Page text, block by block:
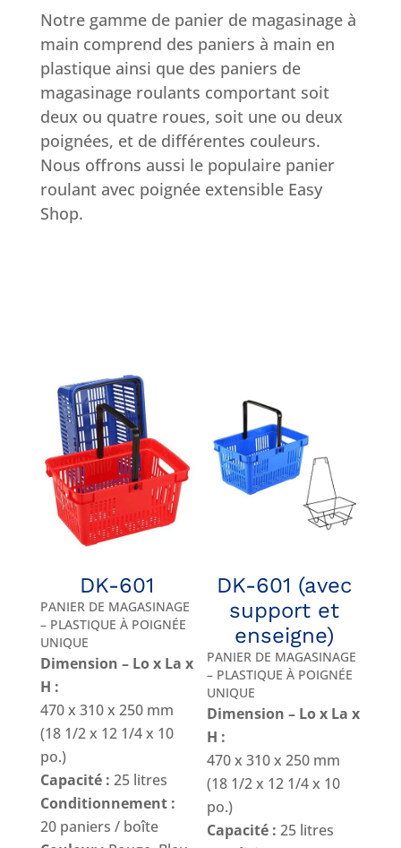
Notre gamme de panier de magasinage à
main comprend des paniers à main en
plastique ainsi que des paniers de
magasinage roulants comportant soit
deux ou quatre roues, soit une ou deux
poignées, et de différentes couleurs.
Nous offrons aussi le populaire panier
roulant avec poignée extensible Easy
Shop.
DK-601
PANIER DE MAGASINAGE
– PLASTIQUE À POIGNÉE
UNIQUE
Dimension – Lo x La x
H :
470 x 310 x 250 mm
(18 1/2 x 12 1/4 x 10
po.)
Capacité : 25 litres
Conditionnement :
20 paniers / boîte
DK-601 (avec
support et
enseigne)
PANIER DE MAGASINAGE
– PLASTIQUE À POIGNÉE
UNIQUE
Dimension – Lo x La x
H :
470 x 310 x 250 mm
(18 1/2 x 12 1/4 x 10
po.)
Capacité : 25 litres